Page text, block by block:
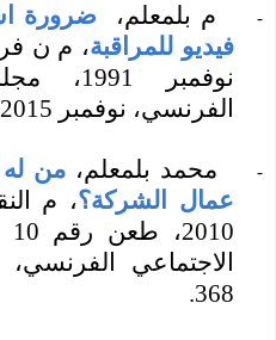
- م بلمعلم، ضرورة
فيديو للمراقبة، م ن فر،
نوفمبر
الفرنسي، نوفمبر 2015، تحت رقم 261.
- محمد بلمعلم، من له
عمال الشركة؟
2010، طعن رقم 10 - 30215،
الاجتماعي الفرنسي،
368.